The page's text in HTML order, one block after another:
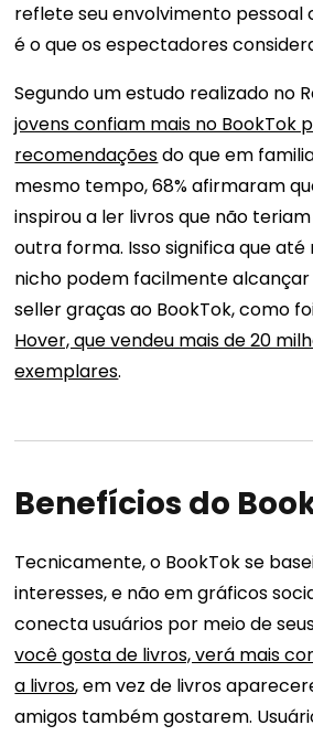
reflete seu envolvimento pessoal
é o que os espectadores
Segundo um estudo realizado no
jovens confiam mais no BookTok
recomendaçõesdo que em
mesmo tempo, 68% afirmaram
inspirou a ler livros que não
outra forma. Isso significa que
nicho podem facilmente
seller graças ao BookTok, como
Hover, que vendeu mais de 20
exemplares.
Benefícios do
Tecnicamente, o BookTok se
interesses, e não em gráficos
conecta usuários por meio de
você gosta de livros, verá mais
a livros, em vez de livros
amigos também gostarem.